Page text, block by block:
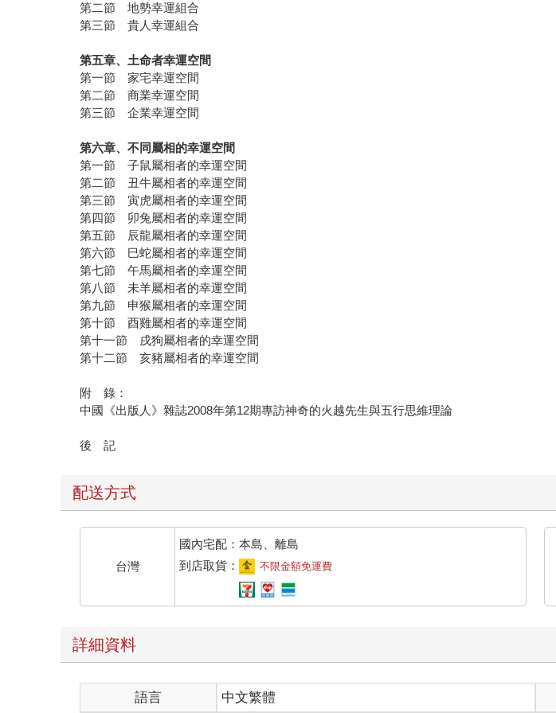
第二節 地勢幸運組合
第三節 貴人幸運組合
第五章、土命者幸運空間
第一節 家宅幸運空間
第二節 商業幸運空間
第三節 企業幸運空間
第六章、不同屬相的幸運空間
第一節 子鼠屬相者的幸運空間
第二節 丑牛屬相者的幸運空間
第三節 寅虎屬相者的幸運空間
第四節 卯兔屬相者的幸運空間
第五節 辰龍屬相者的幸運空間
第六節 巳蛇屬相者的幸運空間
第七節 午馬屬相者的幸運空間
第八節 未羊屬相者的幸運空間
第九節 申猴屬相者的幸運空間
第十節 酉雞屬相者的幸運空間
第十一節 戌狗屬相者的幸運空間
第十二節 亥豬屬相者的幸運空間
附 錄：
中國《出版人》雜誌2008年第12期專訪神奇的火越先生與五行思維理論
後 記
配送方式
台灣
國內宅配：本島、離島
到店取貨：
不限金額免運費
詳細資料
語言 中文繁體